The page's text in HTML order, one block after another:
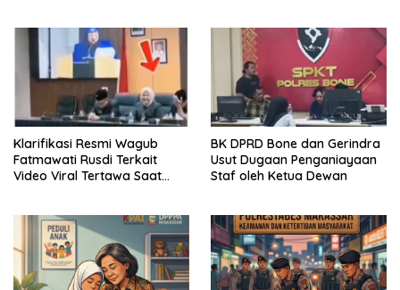
Klarifikasi Resmi Wagub
Fatmawati Rusdi Terkait
Video Viral Tertawa Saat
BK DPRD Bone dan Gerindra
Usut Dugaan Penganiayaan
Staf oleh Ketua Dewan